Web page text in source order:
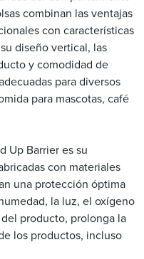
combinan las ventajas
con características
diseño vertical, las
y comodidad de
para diversos
para mascotas, café
Up Barrier es su
con materiales
una protección óptima
la luz, el oxígeno
producto, prolonga la
los productos, incluso